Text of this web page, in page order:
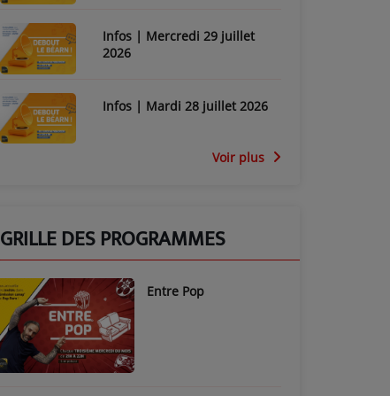
Infos | Mercredi 29 juillet
2026
Infos | Mardi 28 juillet 2026
Voir plus
GRILLE DES PROGRAMMES
Entre Pop